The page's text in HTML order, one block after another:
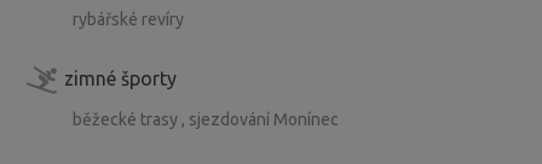
rybářské revíry
zimné športy
běžecké trasy , sjezdování Monínec